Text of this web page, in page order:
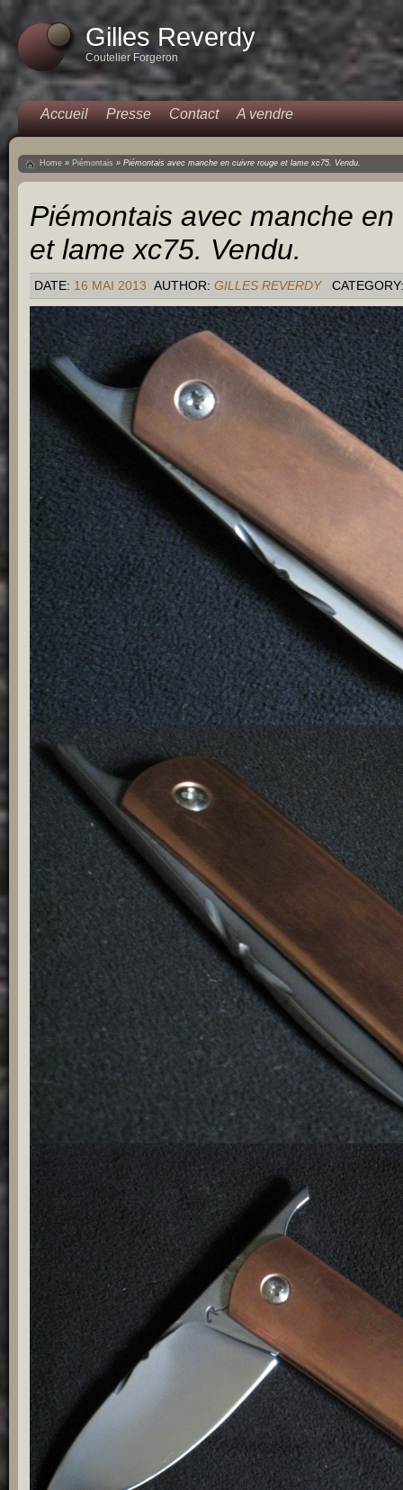
Gilles Reverdy
Coutelier Forgeron
Accueil Presse Contact A vendre
Home » Piémontais » Piémontais avec manche en cuivre rouge et lame xc75. Vendu.
Piémontais avec manche
et lame xc75. Vendu.
DATE: 16 MAI 2013 AUTHOR: GILLES REVERDY